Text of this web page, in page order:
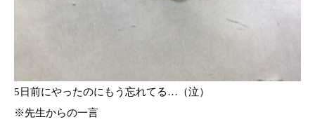
5日前にやったのにもう忘れてる…（泣）
※先生からの一言